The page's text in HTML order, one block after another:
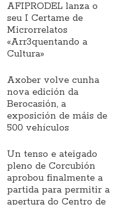
AFIPRODEL lanza o
seu I Certame de
Microrrelatos
«Arr3quentando a
Cultura»
Axober volve cunha
nova edición da
Berocasión, a
exposición de máis de
500 vehículos
Un tenso e ateigado
pleno de Corcubión
aprobou finalmente a
partida para permitir a
apertura do Centro de